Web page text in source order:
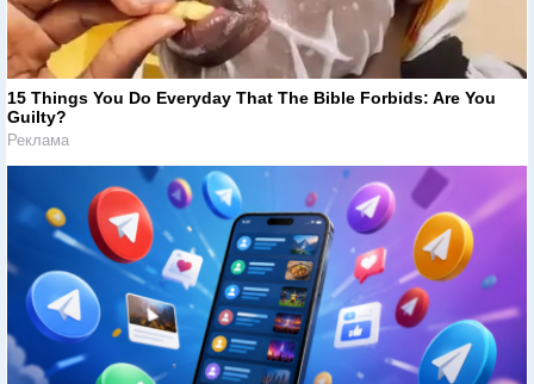
15 Things You Do Everyday That The Bible Forbids: Are You
Guilty?
Реклама